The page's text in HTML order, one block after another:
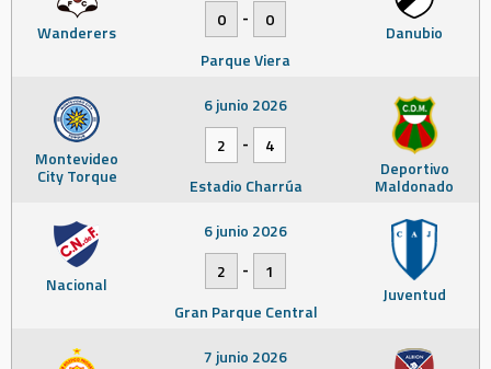
Wanderers Danubio
0
-
0
Parque Viera
Montevideo
City Torque Deportivo
Maldonado
6 junio 2026
2
-
4
Estadio Charrúa
Nacional Juventud
6 junio 2026
2
-
1
Gran Parque Central
7 junio 2026